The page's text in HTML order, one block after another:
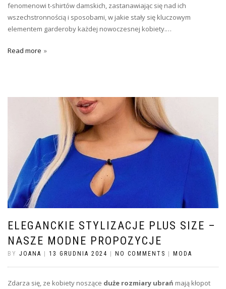
fenomenowi t-shirtów damskich, zastanawiając się nad ich
wszechstronnością i sposobami, w jakie stały się kluczowym
elementem garderoby każdej nowoczesnej kobiety.…
Read more
ELEGANCKIE STYLIZACJE PLUS SIZE –
NASZE MODNE PROPOZYCJE
BY JOANA 13 GRUDNIA 2024 NO COMMENTS MODA
Zdarza się, ze kobiety noszące duże rozmiary ubrań mają kłopot